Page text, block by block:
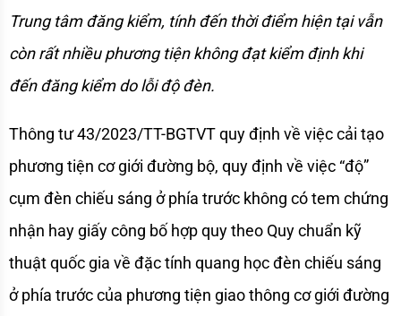
Trung tâm đăng kiểm, tính đến thời điểm hiện tại vẫn
còn rất nhiều phương tiện không đạt kiểm định khi
đến đăng kiểm do lỗi độ đèn.
Thông tư 43/2023/TT-BGTVT quy định về việc cải tạo
phương tiện cơ giới đường bộ, quy định về việc “độ”
cụm đèn chiếu sáng ở phía trước không có tem chứng
nhận hay giấy công bố hợp quy theo Quy chuẩn kỹ
thuật quốc gia về đặc tính quang học đèn chiếu sáng
ở phía trước của phương tiện giao thông cơ giới đường